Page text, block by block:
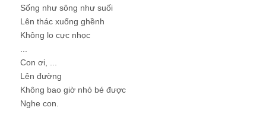
Sống như sông như suối
Lên thác xuống ghềnh
Không lo cực nhọc
Con ơi, ...
Lên đường
Không bao giờ nhỏ bé được
Nghe con.